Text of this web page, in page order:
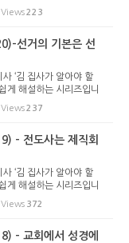
로서 여기에 싣는 것은
용은 기독교보에 실린
Views223
선거의 기본은 선
‘김 집사가 알아야 할
게 해설하는 시리즈입니
로서 여기에 싣는 것은
용은 기독교보에 실린
Views237
- 전도사는 제직회
‘김 집사가 알아야 할
게 해설하는 시리즈입니
로서 여기에 싣는 것은
용은 기독교보에 실린
Views 372
- 교회에서 성경에